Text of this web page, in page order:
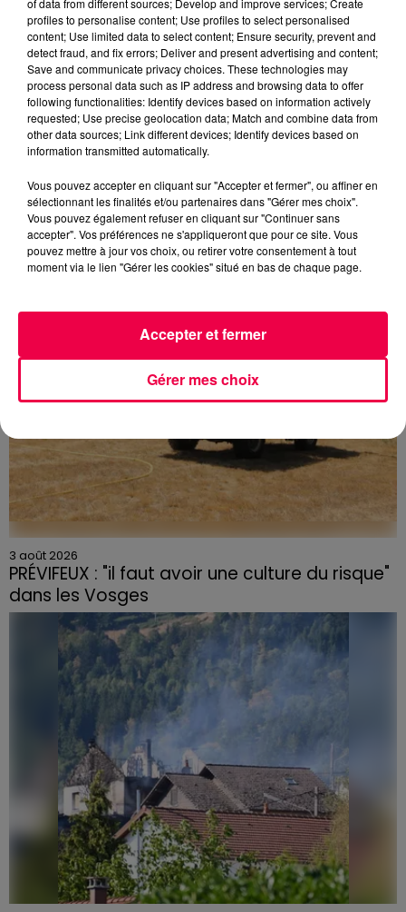
5 août 2026
Des assiettes Linvosges rappelées pour
excès de plomb
Du plomb a été détecté dans deux assiettes en
céramique vendues entre 2020 et 2022 par Linvosges.
3 août 2026
PRÉVIFEUX : "il faut avoir une culture du risque"
dans les Vosges
profiles to personalise content; Use profiles to select personalised
content; Use limited data to select content; Ensure security, prevent and
detect fraud, and fix errors; Deliver and present advertising and content;
Save and communicate privacy choices. These technologies may
process personal data such as IP address and browsing data to offer
following functionalities: Identify devices based on information actively
requested; Use precise geolocation data; Match and combine data from
other data sources; Link different devices; Identify devices based on
information transmitted automatically.
Vous pouvez accepter en cliquant sur "Accepter et fermer", ou affiner en
sélectionnant les finalités et/ou partenaires dans "Gérer mes choix".
Vous pouvez également refuser en cliquant sur "Continuer sans
accepter". Vos préférences ne s'appliqueront que pour ce site. Vous
pouvez mettre à jour vos choix, ou retirer votre consentement à tout
moment via le lien "Gérer les cookies" situé en bas de chaque page.
Gérer mes choix
Accepter et fermer